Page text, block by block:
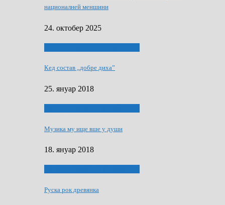
националней меншини
24. октобер 2025
Кед состав „добре диха”
25. януар 2018
Музика му ище вше у души
18. януар 2018
Руска рок древянка